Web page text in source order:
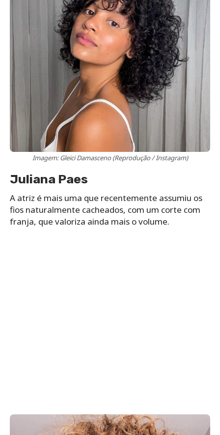
Imagem: Gleici Damasceno (Reprodução / Instagram)
Juliana Paes
A atriz é mais uma que recentemente assumiu os
fios naturalmente cacheados, com um corte com
franja, que valoriza ainda mais o volume.